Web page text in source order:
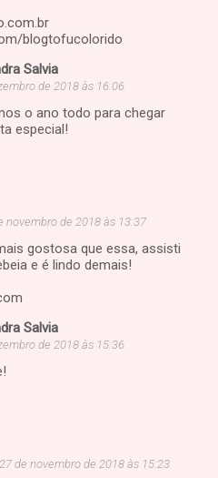
blogtofucolorido
Salvia
de 2018 às 16:06
o ano todo para chegar
especial!
novembro de 2018 às 13:37
gostosa que essa, assisti
e é lindo demais!
Salvia
de 2018 às 15:36
27 de novembro de 2018 às 15:23